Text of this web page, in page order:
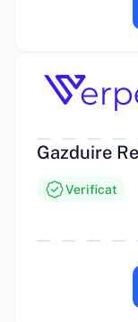
Gazduire
Verificat